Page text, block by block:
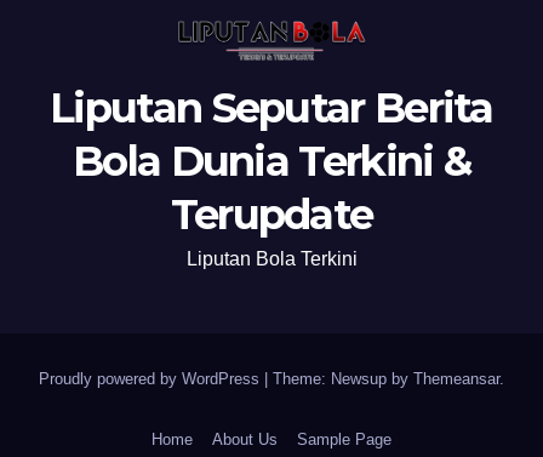
Liputan Seputar Berita
Bola Dunia Terkini &
Terupdate
Liputan Bola Terkini
Proudly powered by WordPress | Theme: Newsup by Themeansar.
Home About Us Sample Page